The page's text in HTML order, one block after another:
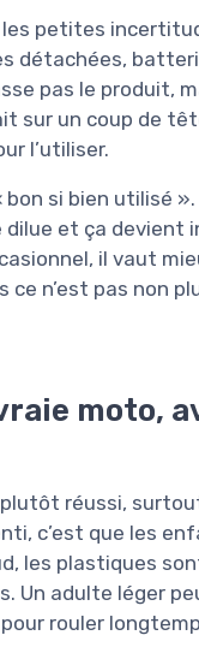
les petites
détachées,
pas le produit,
sur un coup de
l’utiliser.
si bien utilisé
et ça devient
il vaut
ce n’est pas non
moto,
réussi,
c’est que les
les plastiques
Un adulte léger
rouler